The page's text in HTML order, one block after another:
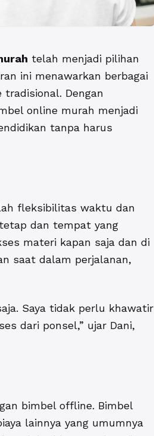
telah menjadi pilihan
ini menawarkan berbagai
Dengan
online murah menjadi
tanpa harus
fleksibilitas waktu dan
dan tempat yang
materi kapan saja dan di
saat dalam perjalanan,
Saya tidak perlu khawatir
dari ponsel,” ujar Dani,
bimbel offline. Bimbel
lainnya yang umumnya